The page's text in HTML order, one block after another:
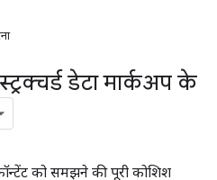
डेटा मार्कअप के
को समझने की पूरी कोशिश